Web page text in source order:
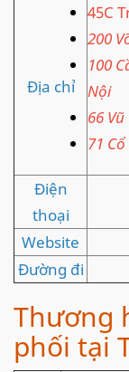
Địa chỉ
45C
200
100
Nội
66
71
Điện
thoại
Website
Đường đi
Thương
phối tại